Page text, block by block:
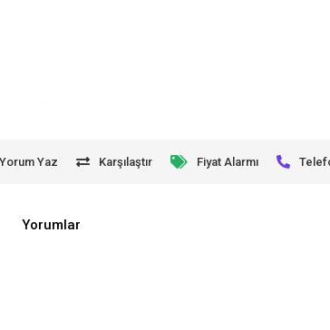
Yorum Yaz Karşılaştır Fiyat Alarmı
Yorumlar